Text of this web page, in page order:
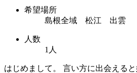
希望場所
島根全域 松江 出雲
人数
1人
はじめまして。 言い方に出会える